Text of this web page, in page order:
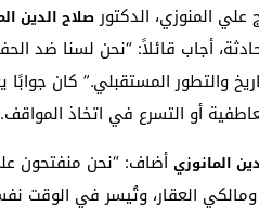
علي المنوزي، الدكتورصلاح الدين
أجاب قائلاً: “نحن لسنا ضد
والتطور المستقبلي.” كان
أو التسرع في اتخاذ المواقف.
المانوزي أضاف: “نحن منفتحون
العقار، وتُيسر في الوقت